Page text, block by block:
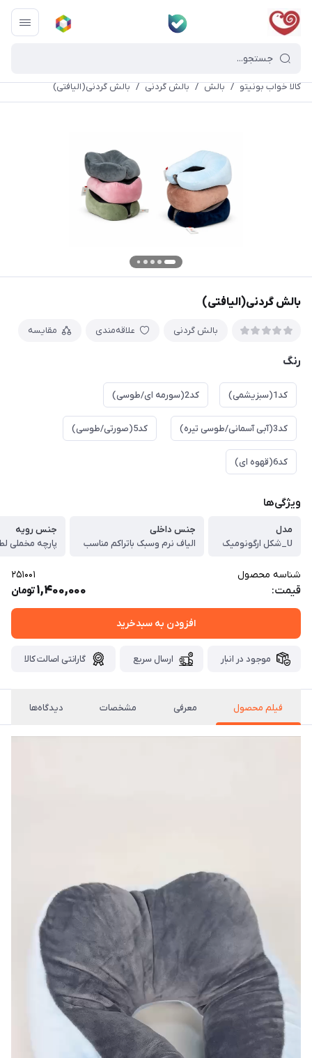
کالا خواب بونیتو / بالش / بالش گردنی / بالش گردنی(الیافتی)
بالش گردنی(الیافتی)
بالش گردنی علاقه‌مندی مقایسه
رنگ
کد1(سبزیشمی) کد2(سورمه ای/طوسی)
کد3(آبی آسمانی/طوسی تیره) کد5(صورتی/طوسی)
کد6(قهوه ای)
ویژگی‌ها
مدل
U_شکل ارگونومیک
جنس داخلی
الیاف نرم وسبک باتراکم مناسب
جنس رویه
پارچه مخملی
شناسه محصول 251001
قیمت: 1,400,000تومان
افزودن به سبدخرید
موجود در انبار ارسال سریع گارانتی اصالت کالا
فیلم محصول معرفی مشخصات دیدگاه‌ها